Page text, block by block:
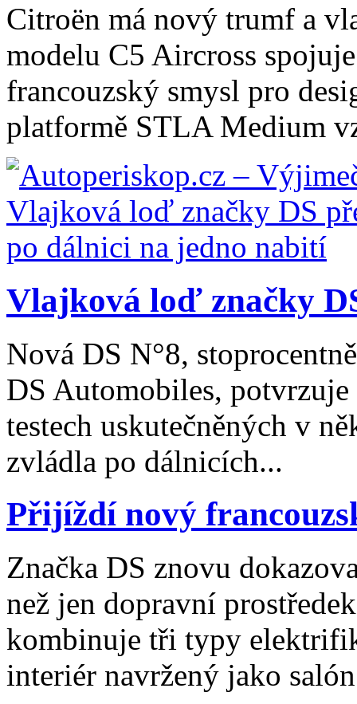
Citroën má nový trumf a
modelu C5 Aircross
francouzský smysl pro
platformě STLA Medium
Vlajková loď značky
Nová DS N°8,
DS Automobiles,
testech uskutečněných v
zvládla po dálnicích...
Přijíždí nový
Značka DS znovu
než jen dopravní
kombinuje tři typy
interiér navržený jako